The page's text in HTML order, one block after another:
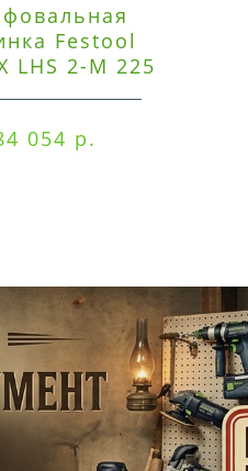
Festool
LHS 2-M 225
054 р.